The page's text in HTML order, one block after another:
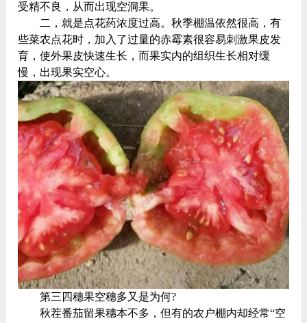
受精不良，从而出现空洞果。
二，就是点花药浓度过高。秋季棚温依然很高，有
些菜农点花时，加入了过量的赤霉素很容易刺激果皮发
育，使外果皮快速生长，而果实内的组织生长相对缓
慢，出现果实空心。
第三四穗果空穗多又是为何?
秋茬番茄留果穗本不多，但有的农户棚内却经常“空